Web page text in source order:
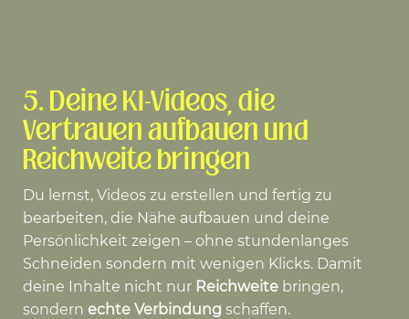
5. Deine KI-Videos, die
Vertrauen aufbauen und
Reichweite bringen
Du lernst, Videos zu erstellen und fertig zu
bearbeiten, die Nähe aufbauen und deine
Persönlichkeit zeigen – ohne stundenlanges
Schneiden sondern mit wenigen Klicks. Damit
deine Inhalte nicht nur Reichweite bringen,
sondern echte Verbindung schaffen.